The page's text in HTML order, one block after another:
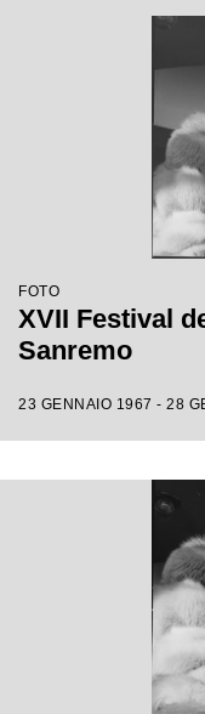
FOTO
XVII Festival
Sanremo
23 GENNAIO 1967 - 28